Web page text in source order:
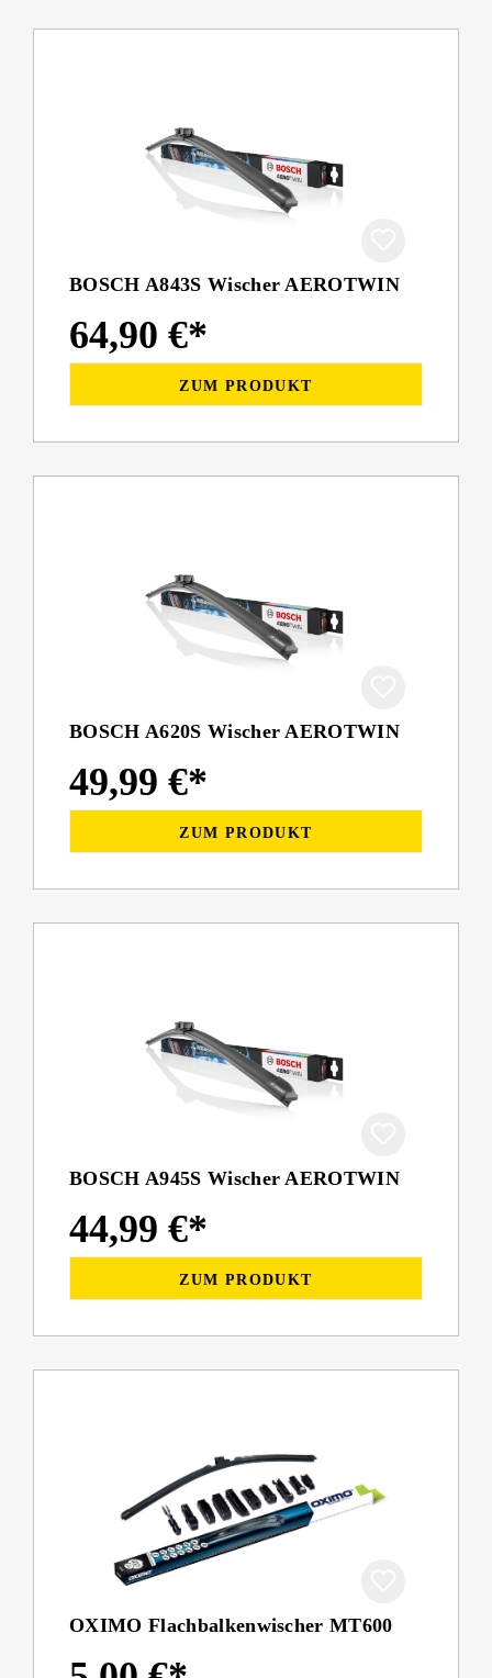
BOSCH A843S Wischer AEROTWIN
64,90 €*
ZUM PRODUKT
BOSCH A620S Wischer AEROTWIN
49,99 €*
ZUM PRODUKT
BOSCH A945S Wischer AEROTWIN
44,99 €*
ZUM PRODUKT
OXIMO Flachbalkenwischer MT600